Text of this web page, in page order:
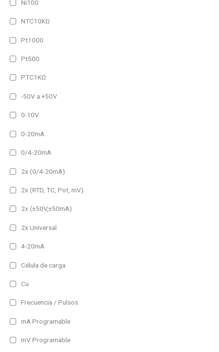
Ni100
NTC10KΩ
Pt1000
Pt500
PTC1KΩ
-50V a +50V
0-10V
0-20mA
0/4-20mA
2x (0/4-20mA)
2x (RTD, TC, Pot, mV)
2x (±50V,±50mA)
2x Universal
4-20mA
Célula de carga
Cu
Frecuencia / Pulsos
mA Programable
mV Programable